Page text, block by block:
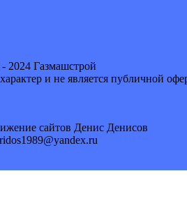
2024 Газмашстрой
и не является публичной
сайтов Денис Денисов